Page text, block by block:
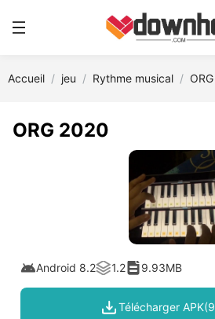
Accueil jeu Rythme musical
ORG 2020
Android 8.2 1.2 9.93MB
Télécharger